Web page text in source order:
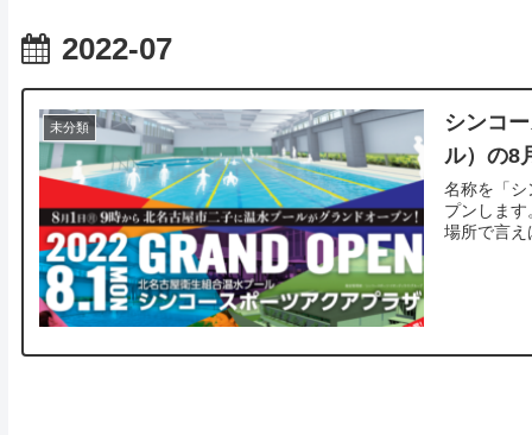
2022-07
未分類
シンコ
ル）の8
名称を「
プンしま
場所で言